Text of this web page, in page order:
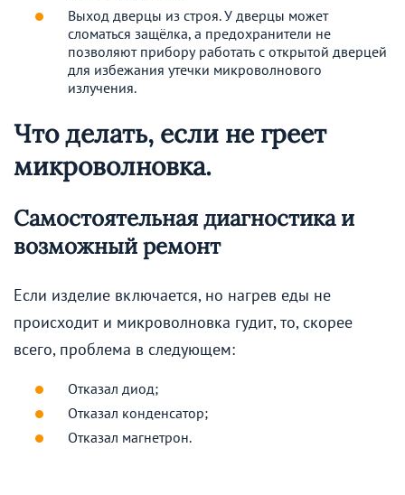
Выход дверцы из строя. У дверцы может
сломаться защёлка, а предохранители не
позволяют прибору работать с открытой дверцей
для избежания утечки микроволнового
излучения.
Что делать, если не греет
микроволновка.
Самостоятельная диагностика и
возможный ремонт
Если изделие включается, но нагрев еды не
происходит и микроволновка гудит, то, скорее
всего, проблема в следующем:
Отказал диод;
Отказал конденсатор;
Отказал магнетрон.